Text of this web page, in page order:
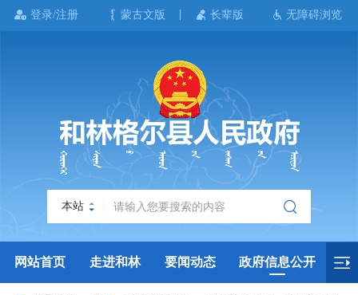
登录/注册 蒙古文版 长辈版 无障碍浏览
本站
网站首页 走进和林 要闻动态 政府信息公开